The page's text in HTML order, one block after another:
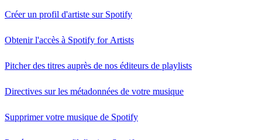
Créer un profil d'artiste sur Spotify
Obtenir l'accès à Spotify for Artists
Pitcher des titres auprès de nos éditeurs de playlists
Directives sur les métadonnées de votre musique
Supprimer votre musique de Spotify